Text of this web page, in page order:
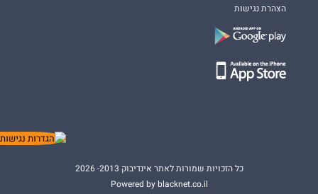
הצהרת נגישות
כל הזכויות שמורות לאתר אינדיבוק 2013- 2026
Powered by blacknet.co.il